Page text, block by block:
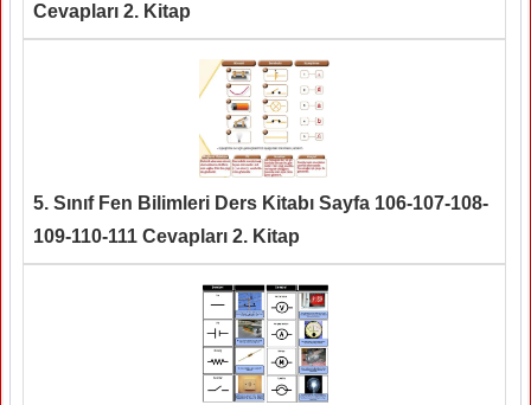
Cevapları 2. Kitap
5. Sınıf Fen Bilimleri Ders Kitabı Sayfa 106-107-108-
109-110-111 Cevapları 2. Kitap